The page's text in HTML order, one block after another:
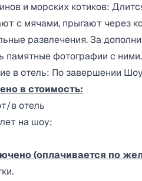
и морских котиков:
с мячами, прыгают через
развлечения. За
памятные фотографии с ними.
в отель: По завершении
в стоимость:
в отель
на шоу;
(оплачивается по